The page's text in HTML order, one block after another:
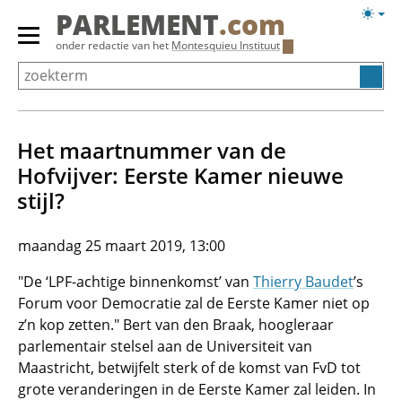
Overslaan
Primair
menu
tonen/verbergen
PARLEMENT.com
onder redactie van het Montesquieu Instituut
Het maartnummer van de
Hofvijver: Eerste Kamer nieuwe
stijl?
maandag 25 maart 2019, 13:00
"De ‘LPF-achtige binnenkomst’ van Thierry Baudet’s
Forum voor Democratie zal de Eerste Kamer niet op
z’n kop zetten." Bert van den Braak, hoogleraar
parlementair stelsel aan de Universiteit van
Maastricht, betwijfelt sterk of de komst van FvD tot
grote veranderingen in de Eerste Kamer zal leiden. In